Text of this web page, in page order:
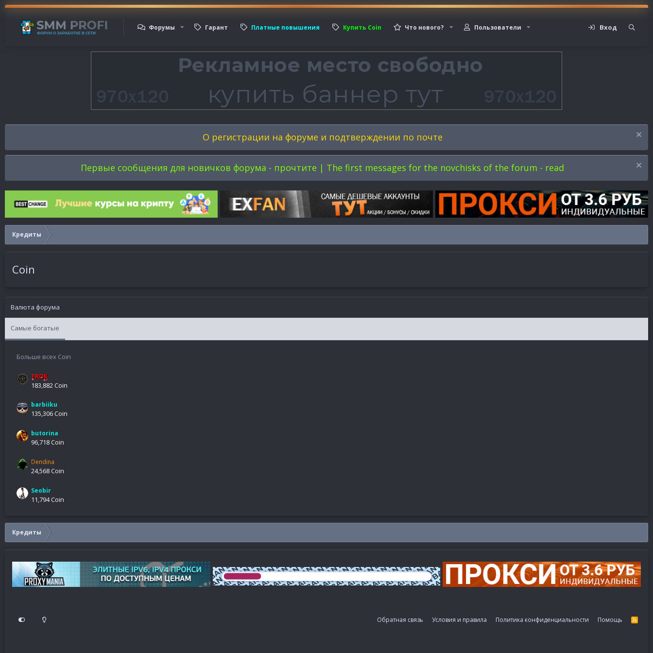
Форумы Гарант Платные повышения Купить Coin Что нового? Пользователи Вход
О регистрации на форуме и подтверждении по почте
Первые сообщения для новичков форума - прочтите | The first messages for the novchisks of the forum - read
Кредиты
Coin
Валюта форума
Самые богатые
Больше всех Coin
TROK
183,882 Coin
barbiiku
135,306 Coin
butorina
96,718 Coin
Dendina
24,568 Coin
Seobir
11,794 Coin
Кредиты
Обратная связь Условия и правила Политика конфиденциальности Помощь
R